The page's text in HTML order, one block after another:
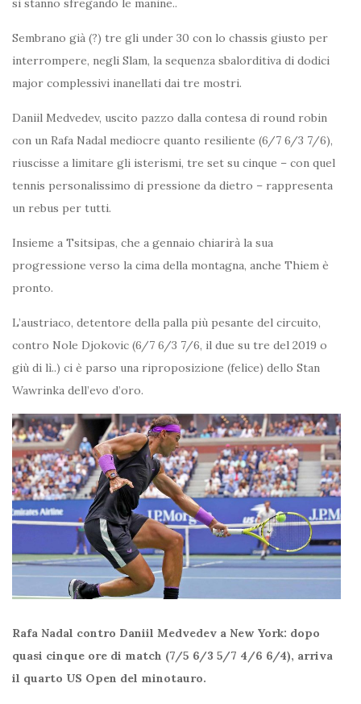
si stanno sfregando le manine..
Sembrano già (?) tre gli under 30 con lo chassis giusto per
interrompere, negli Slam, la sequenza sbalorditiva di dodici
major complessivi inanellati dai tre mostri.
Daniil Medvedev, uscito pazzo dalla contesa di round robin
con un Rafa Nadal mediocre quanto resiliente (6/7 6/3 7/6),
riuscisse a limitare gli isterismi, tre set su cinque – con quel
tennis personalissimo di pressione da dietro – rappresenta
un rebus per tutti.
Insieme a Tsitsipas, che a gennaio chiarirà la sua
progressione verso la cima della montagna, anche Thiem è
pronto.
L’austriaco, detentore della palla più pesante del circuito,
contro Nole Djokovic (6/7 6/3 7/6, il due su tre del 2019 o
giù di lì..) ci è parso una riproposizione (felice) dello Stan
Wawrinka dell’evo d’oro.
Rafa Nadal contro Daniil Medvedev a New York: dopo
quasi cinque ore di match (7/5 6/3 5/7 4/6 6/4), arriva
il quarto US Open del minotauro.